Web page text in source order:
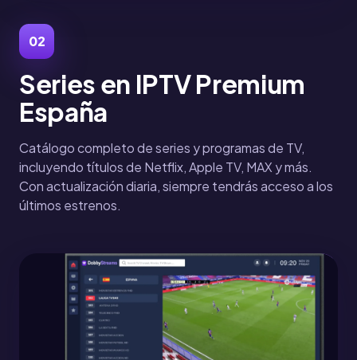
02
Series en IPTV Premium
España
Catálogo completo de series y programas de TV,
incluyendo títulos de Netflix, Apple TV, MAX y más.
Con actualización diaria, siempre tendrás acceso a los
últimos estrenos.